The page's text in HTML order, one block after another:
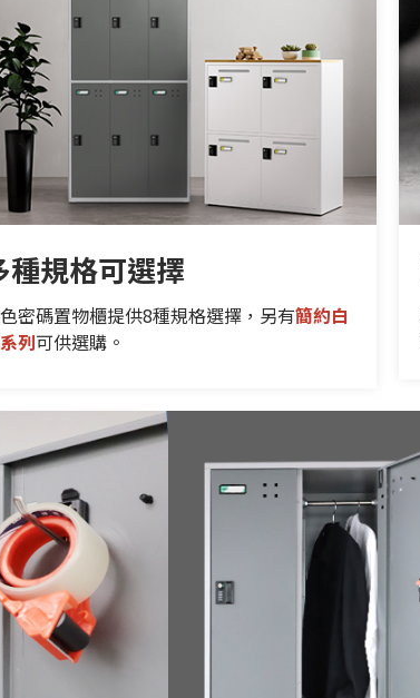
種規格可選擇
密碼置物櫃提供8種規格選擇，另有簡約白
列可供選購。